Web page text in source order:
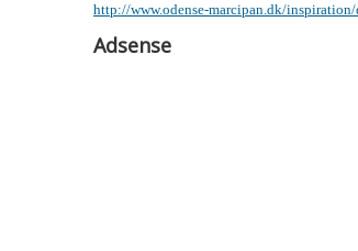
http://www.odense-marcipan.dk/inspiration/
Adsense